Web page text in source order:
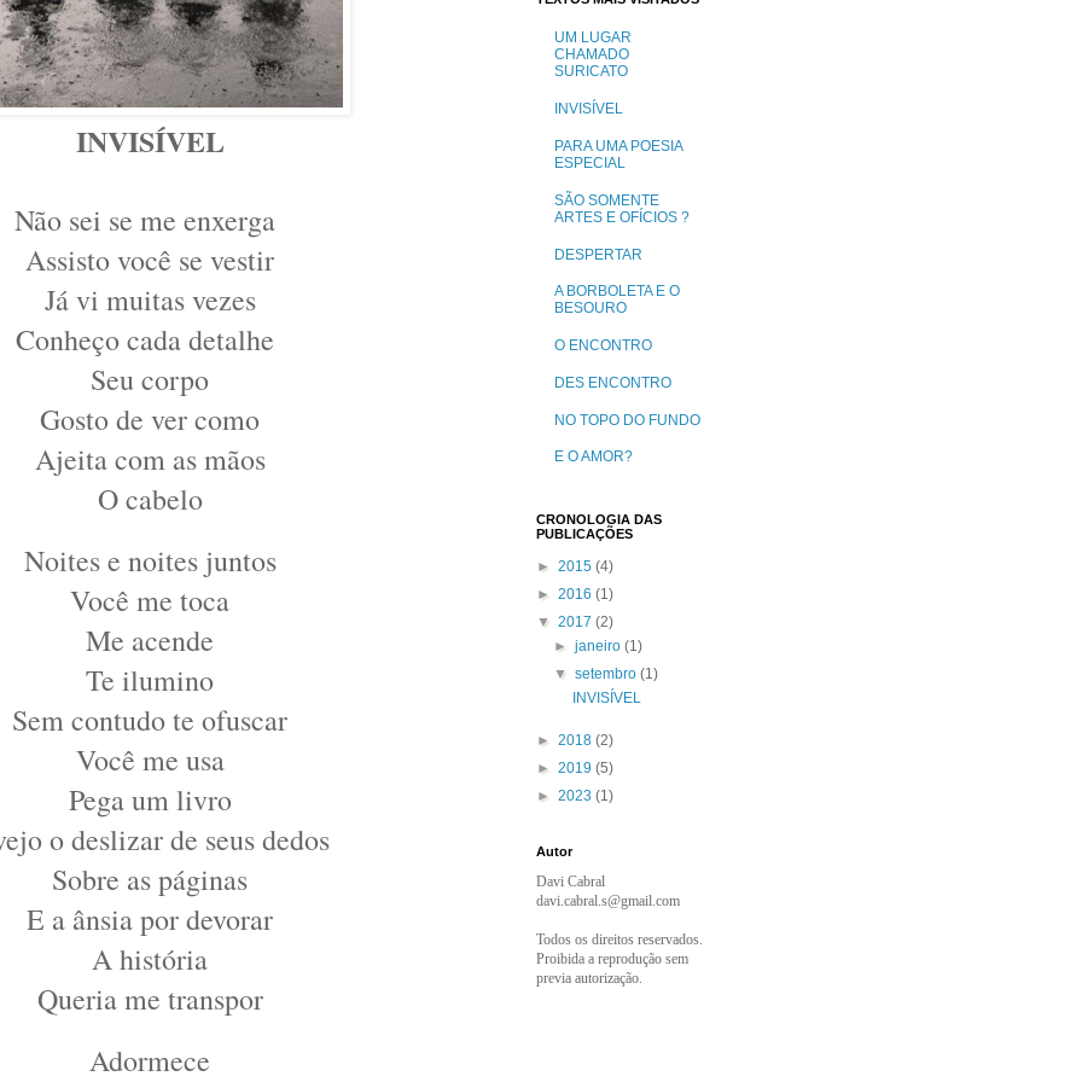
INVISÍVEL
Não sei se me enxerga
Assisto você se vestir
Já vi muitas vezes
Conheço cada detalhe
Seu corpo
Gosto de ver como
Ajeita com as mãos
O cabelo
Noites e noites juntos
Você me toca
Me acende
Te ilumino
Sem contudo te ofuscar
Você me usa
Pega um livro
o deslizar de seus dedos
Sobre as páginas
E a ânsia por devorar
A história
Queria me transpor
Adormece
UM LUGAR
CHAMADO
SURICATO
INVISÍVEL
PARA UMA POESIA
ESPECIAL
SÃO SOMENTE
ARTES E OFÍCIOS ?
DESPERTAR
A BORBOLETA E O
BESOURO
O ENCONTRO
DES ENCONTRO
NO TOPO DO FUNDO
E O AMOR?
CRONOLOGIA DAS
PUBLICAÇÕES
► 2015 (4)
► 2016 (1)
▼ 2017 (2)
►janeiro(1)
▼setembro(1)
INVISÍVEL
► 2018 (2)
► 2019 (5)
► 2023 (1)
Autor
Davi Cabral
davi.cabral.s@gmail.com
Todos os direitos reservados.
Proibida a reprodução sem
previa autorização.